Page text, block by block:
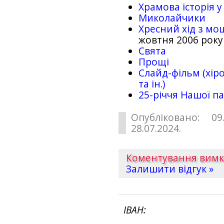
Храмова історія
Миколайчики
Хресний хід з
жовтня 2006 року
Свята
Прощі
Слайд-фільм
та ін.)
25-рiччя Нашої
Опубліковано:
28.07.2024.
Коментування
Залишити відгук »
ІВАН